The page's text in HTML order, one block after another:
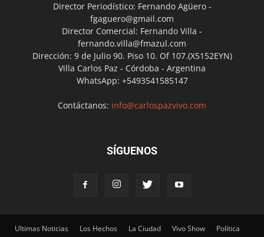
Director Periodístico: Fernando Agüero -
fgaguero@gmail.com
Director Comercial: Fernando Villa -
fernando.villa@fmazul.com
Dirección: 9 de Julio 90. Piso 10. Of 107.(X5152EYN)
Villa Carlos Paz - Córdoba - Argentina
WhatsApp: +5493541585147
Contáctanos: info@carlospazvivo.com
SÍGUENOS
Ultimas Noticias Los Hechos La Ciudad Vivo Show
Política